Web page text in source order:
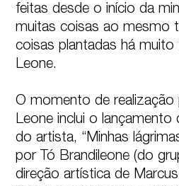
feitas desde o início da
muitas coisas ao mesmo
coisas plantadas há muito
Leone.
O momento de realização
Leone inclui o lançamento
do artista, “Minhas
por Tó Brandileone (do
direção artística de